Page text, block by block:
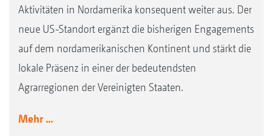
Aktivitäten in Nordamerika konsequent weiter aus. Der
neue US-Standort ergänzt die bisherigen Engagements
auf dem nordamerikanischen Kontinent und stärkt die
lokale Präsenz in einer der bedeutendsten
Agrarregionen der Vereinigten Staaten.
Mehr ...